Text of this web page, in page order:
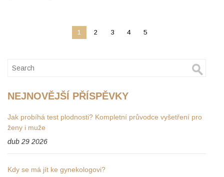
1 2 3 4 5
NEJNOVĚJŠÍ PŘÍSPĚVKY
Jak probíhá test plodnosti? Kompletní průvodce vyšetření pro
ženy i muže
dub 29 2026
Kdy se má jít ke gynekologovi?